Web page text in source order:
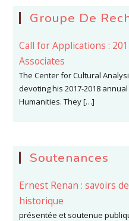
Groupe De
Call for Applications :
Associates
The Center for Cultural
devoting his 2017-2018
Humanities. They […]
Soutenances
Ernest Renan : savoirs
historique
présentée et soutenue